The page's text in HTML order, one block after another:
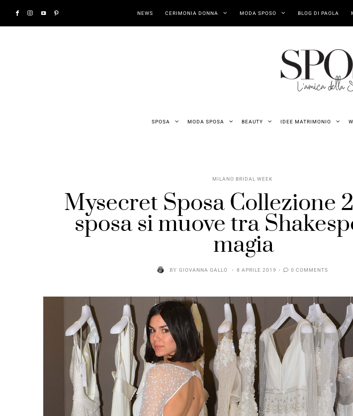
NEWS CERIMONIA DONNA MODA SPOSO BLOG DI PAOLA
SPOSA MODA SPOSA BEAUTY IDEE MATRIMONIO
MILANO BRIDAL WEEK
Mysecret Sposa Collezione
sposa si muove tra
magia
BY GIOVANNA GALLO 8 APRILE 2019 0 COMMENTS